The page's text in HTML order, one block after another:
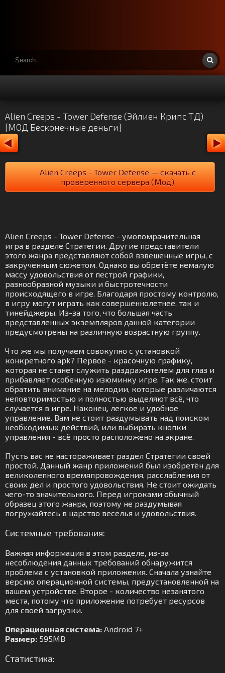
Alien Creeps - Tower Defense (Эйлиен Крипс ТД)
[МОД Бесконечные деньги]
Alien Creeps - Tower Defense — скачать с
проверенного сервера (Мод)
Alien Creeps - Tower Defense - умопомрачительная
игра в разделе Стратегии. Другие представители
этого жанра представляют собой взвешенные игры, с
закрученным сюжетом. Однако вы обретёте немалую
массу удовольствия от пестрой графики,
разнообразной музыки и быстротечности
происходящего в игре. Благодаря простому контролю,
в игру могут играть как совершеннолетнее, так и
тинейджеры. Из-за того, что большая часть
представленных экземпляров данной категории
предусмотрены на различную возрастную группу.
Что же мы получаем совокупно с установкой
конкретного apk? Первое - красочную графику,
которая не станет служить раздражителем для глаз и
прибавляет особенную изюминку игре. Так же, стоит
обратить внимание на мелодии, которые различаются
неповторимостью и полностью выделяют всё, что
случается в игре. Наконец, легкое и удобное
управление. Вам не стоит раздумывать над поиском
необходимых действий, или выбирать кнопки
управления - всё просто расположено на экране.
Пусть вас не настораживает раздел Стратегии своей
простой. Данный жанр приложений был изобретён для
великолепного времяпровождения, расслабления от
своих дел и простого удовольствия. Не стоит ожидать
чего-то значительного. Перед игроками обычный
образец этого жанра, поэтому не раздумывая
погружайтесь в царство веселья и удовольствия.
Системные требования:
Важная информация в этом разделе, из-за
несоблюдения данных требований обнаружится
проблема с установкой приложения. Сначала узнайте
версию операционной системы, предустановленной на
вашем устройстве. Второе - количество незанятого
места, потому что приложение потребует ресурсов
для своей загрузки.
Операционная система: Android 7+
Размер: 595MB
Статистика: